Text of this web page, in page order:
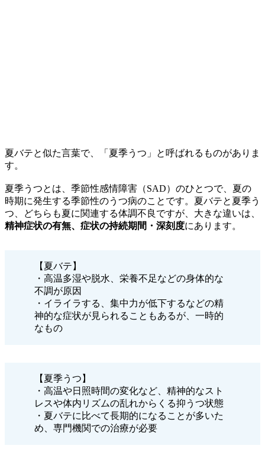
夏バテと似た言葉で、「夏季うつ」と呼ばれるものがありま
す。
夏季うつとは、季節性感情障害（SAD）のひとつで、夏の
時期に発生する季節性のうつ病のことです。夏バテと夏季う
つ、どちらも夏に関連する体調不良ですが、大きな違いは、
精神症状の有無、症状の持続期間・深刻度にあります。
【夏バテ】
・高温多湿や脱水、栄養不足などの身体的な
不調が原因
・イライラする、集中力が低下するなどの精
神的な症状が見られることもあるが、一時的
なもの
【夏季うつ】
・高温や日照時間の変化など、精神的なスト
レスや体内リズムの乱れからくる抑うつ状態
・夏バテに比べて長期的になることが多いた
め、専門機関での治療が必要